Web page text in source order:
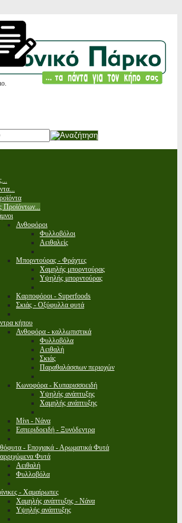
Προϊόντων...
Ανθοφόροι
Φυλλοβόλοι
Αειθαλείς
Μπορντούρας - Φράχτες
Χαμηλής μπορντούρας
Υψηλής μπορντούρας
Καρποφόροι - Superfoods
Σκιάς - Οξύφυλλα φυτά
κήπου
Ανθοφόρα - καλλωπιστικά
Φυλλοβόλα
Αειθαλή
Σκιάς
Παραθαλάσσιων περιοχών
Κωνοφόρα - Κυπαρισσοειδή
Υψηλής ανάπτυξης
Χαμηλής ανάπτυξης
Μίνι - Νάνα
Εσπεριδοειδή - Ξυνόδεντρα
- Εποχιακά - Αρωματικά Φυτά
Φυτά
Αειθαλή
Φυλλοβόλα
- Χαμαίρωπες
Χαμηλής ανάπτυξης - Νάνα
Υψηλής ανάπτυξης